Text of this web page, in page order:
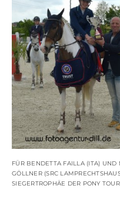
FÜR BENDETTA FAILLA (ITA) UND
GÖLLNER (SRC
SIEGERTROPHÄE DER PONY